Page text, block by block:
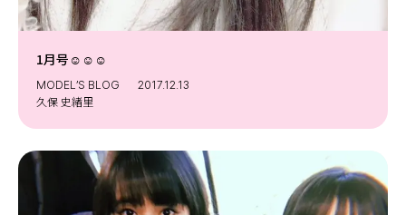
ST member
新規会員登録・ログイン
1月号☺️︎☺️︎☺️︎
MODEL’S BLOG
2017.12.13
久保 史緒里